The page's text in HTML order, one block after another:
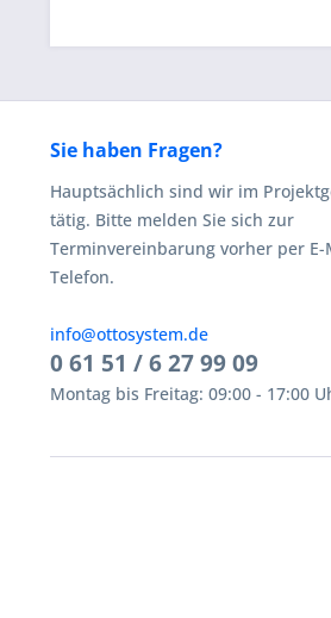
Sie haben Fragen?
Hauptsächlich sind wir im
tätig. Bitte melden Sie sich zur
Terminvereinbarung vorher per
Telefon.
info@ottosystem.de
0 61 51 / 6 27 99 09
Montag bis Freitag: 09:00 - 17:00